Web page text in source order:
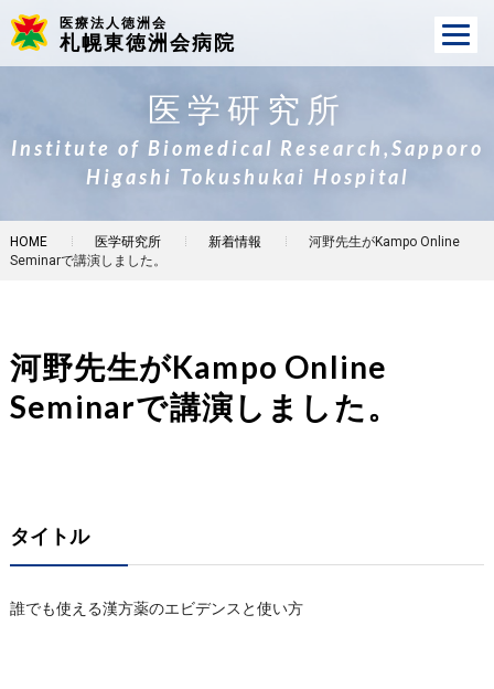
医療法人徳洲会
札幌東徳洲会病院
医学研究所
Institute of Biomedical Research,Sapporo
Higashi Tokushukai Hospital
HOME 医学研究所 新着情報
河野先生がKampo Online
Seminarで講演しました。
河野先生がKampo Online
Seminarで講演しました。
タイトル
誰でも使える漢方薬のエビデンスと使い方